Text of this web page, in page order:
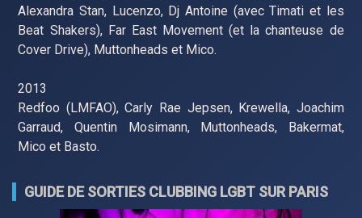
Alexandra Stan, Lucenzo, Dj Antoine (avec Timati et les
Beat Shakers), Far East Movement (et la chanteuse de
Cover Drive), Muttonheads et Mico.
2013
Redfoo (LMFAO), Carly Rae Jepsen, Krewella, Joachim
Garraud, Quentin Mosimann, Muttonheads, Bakermat,
Mico et Basto.
GUIDE DE SORTIES CLUBBING LGBT SUR PARIS